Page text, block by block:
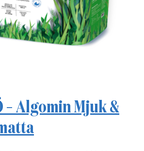
– Algomin Mjuk &